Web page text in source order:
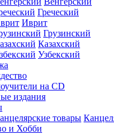
Греческий
Иврит
Грузинский
Казахский
Узбекский
на CD
издания
и Хобби